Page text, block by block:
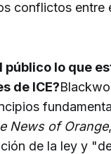
conflictos
público lo que
de ICE?
News of Orange
de la ley y